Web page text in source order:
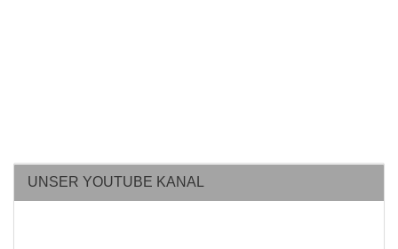
UNSER YOUTUBE KANAL